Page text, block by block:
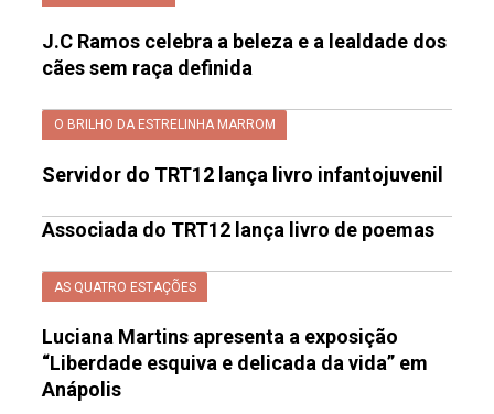
J.C Ramos celebra a beleza e a lealdade dos
cães sem raça definida
O BRILHO DA ESTRELINHA MARROM
Servidor do TRT12 lança livro infantojuvenil
Associada do TRT12 lança livro de poemas
AS QUATRO ESTAÇÕES
Luciana Martins apresenta a exposição
“Liberdade esquiva e delicada da vida” em
Anápolis